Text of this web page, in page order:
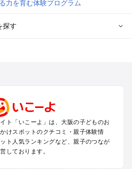
探す
・福島のプールお出かけ
口・門真のプールお出かけ
港）のプールお出かけ
四ツ橋・ミナミのプールお出かけ
長居のプールお出かけ
ト「いこーよ」は、大阪の子どものお
けスポットのクチコミ・親子体験情
ト人気ランキングなど、親子のつなが
しております。